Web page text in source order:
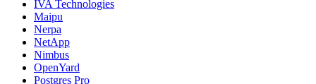
IVA Technologies
Maipu
Nerpa
NetApp
Nimbus
OpenYard
Postgres Pro